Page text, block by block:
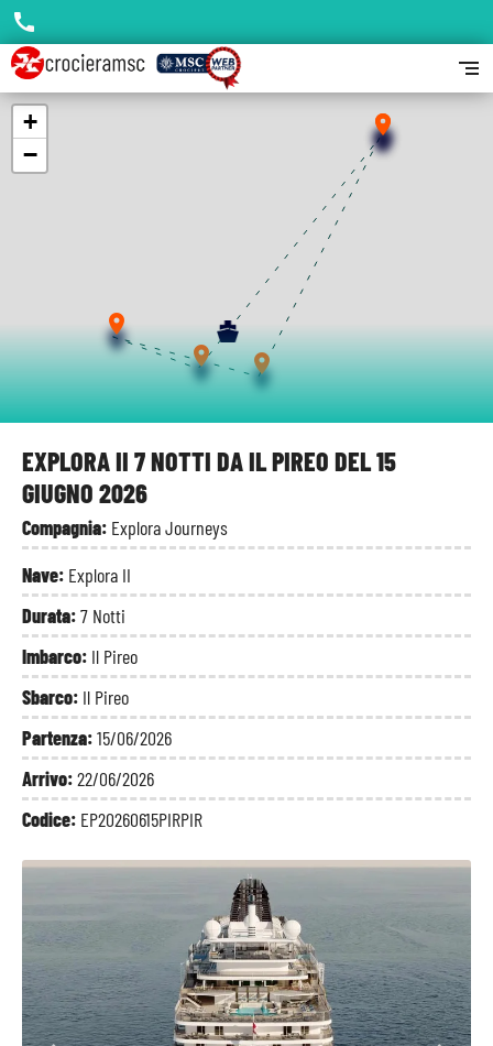
EXPLORA II 7 NOTTI DA IL PIREO DEL 15
GIUGNO 2026
Compagnia: Explora Journeys
Nave: Explora II
Durata:7 Notti
Imbarco: Il Pireo
Sbarco: Il Pireo
Partenza:15/06/2026
Arrivo:22/06/2026
Codice: EP20260615PIRPIR
place
place
place
place
place
+
−
call
segment